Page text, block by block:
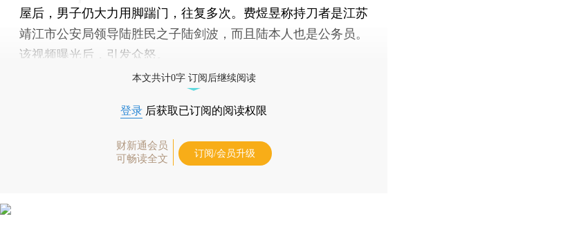
屋后，男子仍大力用脚踹门，往复多次。费煜昱称持刀者是江苏
靖江市公安局领导陆胜民之子陆剑波，而且陆本人也是公务员。
该视频曝光后，引发众怒。
本文共计0字 订阅后继续阅读
登录 后获取已订阅的阅读权限
财新通会员
可畅读全文
订阅/会员升级